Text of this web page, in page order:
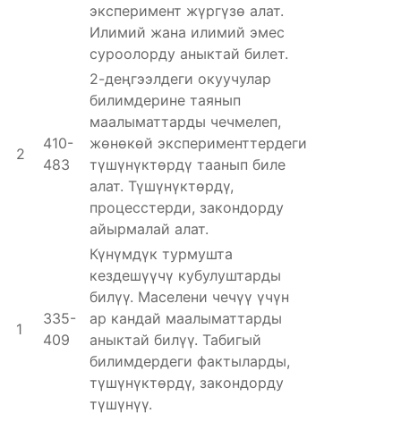
эксперимент жүргүзө алат.
Илимий жана илимий эмес
суроолорду аныктай билет.
2
410-
483
2-деңгээлдеги окуучулар
билимдерине таянып
маалыматтарды чечмелеп,
жөнөкөй эксперименттердеги
түшүнүктөрдү таанып биле
алат. Түшүнүктөрдү,
процесстерди, закондорду
айырмалай алат.
1
335-
409
Күнүмдүк турмушта
кездешүүчү кубулуштарды
билүү. Маселени чечүү үчүн
ар кандай маалыматтарды
аныктай билүү. Табигый
билимдердеги фактыларды,
түшүнүктөрдү, закондорду
түшүнүү.